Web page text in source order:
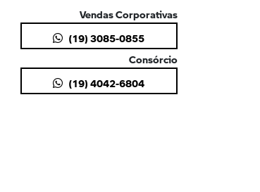
Vendas Corporativas
(19) 3085-0855
Consórcio
(19) 4042-6804